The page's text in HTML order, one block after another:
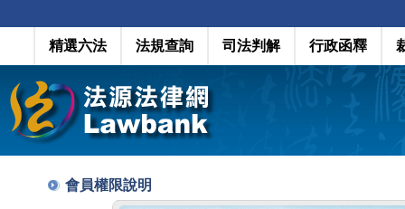
精選六法 法規查詢 司法判解 行政函釋
會員權限說明